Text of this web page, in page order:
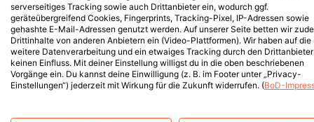
serverseitiges Tracking sowie auch Drittanbieter ein, wodurch ggf.
geräteübergreifend Cookies, Fingerprints, Tracking-Pixel, IP-Adressen sowie
gehashte E-Mail-Adressen genutzt werden. Auf unserer Seite betten wir
Drittinhalte von anderen Anbietern ein (Video-Plattformen). Wir haben auf die
weitere Datenverarbeitung und ein etwaiges Tracking durch den Drittanbieter
keinen Einfluss. Mit deiner Einstellung willigst du in die oben beschriebenen
Vorgänge ein. Du kannst deine Einwilligung (z. B. im Footer unter „Privacy-
Einstellungen“) jederzeit mit Wirkung für die Zukunft widerrufen. (BoD-